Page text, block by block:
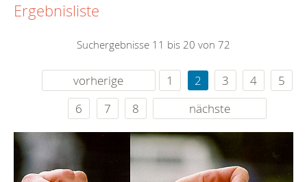
Ergebnisliste
Suchergebnisse 11 bis 20 von 72
vorherige 1 2 3 4
5
6
7 8 nächste